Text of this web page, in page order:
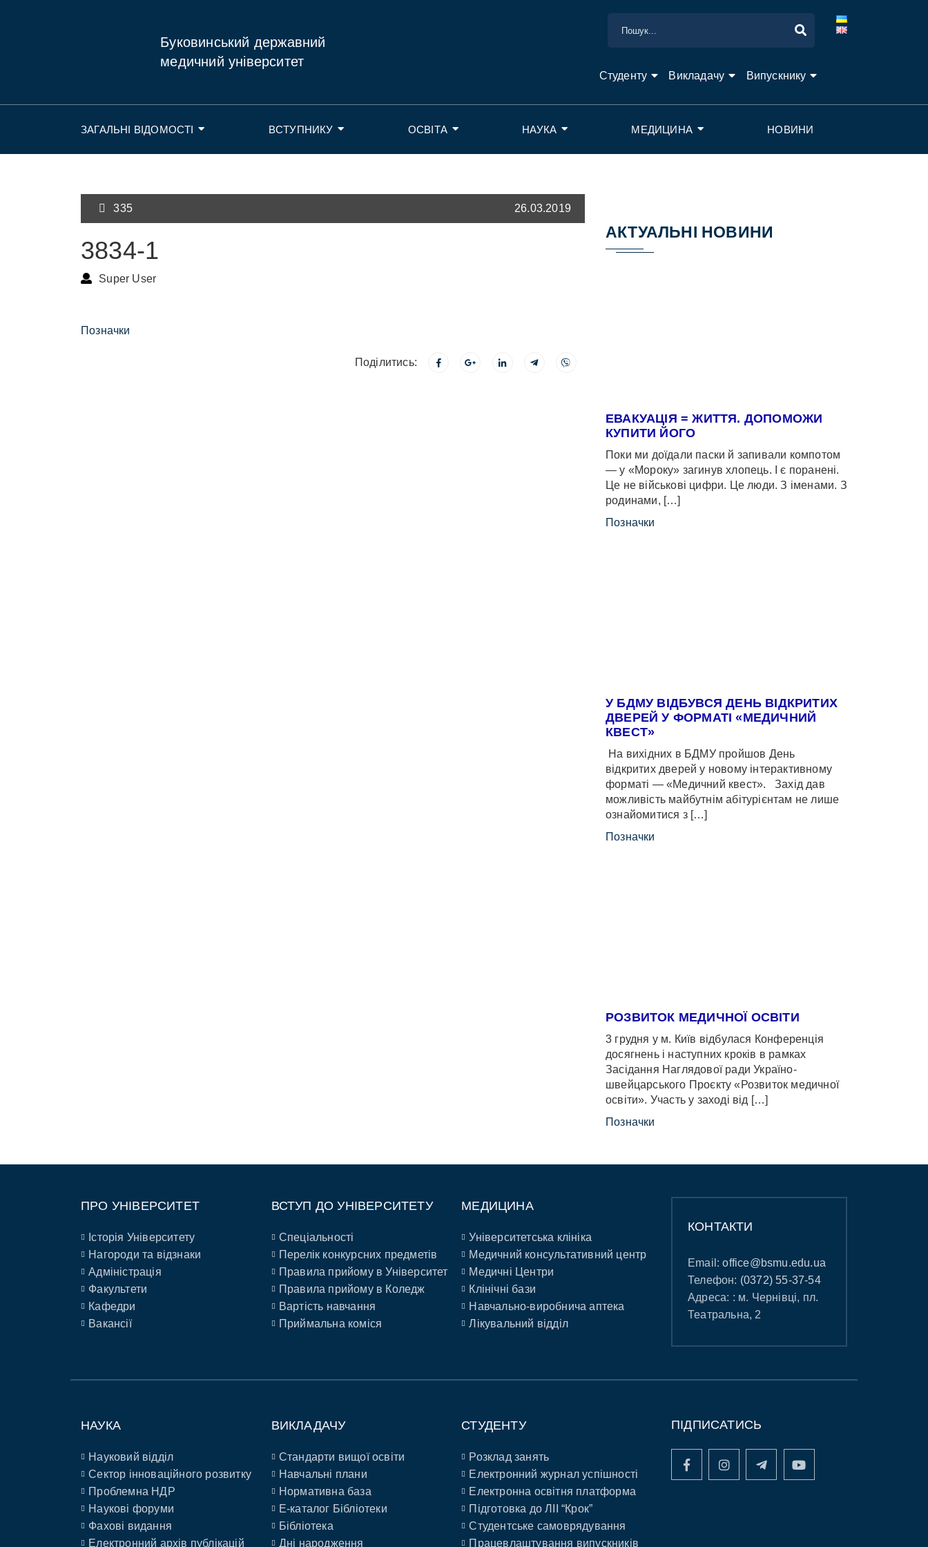
Буковинський державний
медичний університет
Студенту Викладачу Випускнику
ЗАГАЛЬНІ ВІДОМОСТІ ВСТУПНИКУ ОСВІТА НАУКА МЕДИЦИНА НОВИНИ
335 26.03.2019
3834-1
Super User
Позначки
Поділитись:
АКТУАЛЬНІ НОВИНИ
ЕВАКУАЦІЯ = ЖИТТЯ. ДОПОМОЖИ
КУПИТИ ЙОГО
Поки ми доїдали паски й запивали компотом
— у «Мороку» загинув хлопець. І є поранені.
Це не військові цифри. Це люди. З іменами. З
родинами, […]
Позначки
У БДМУ ВІДБУВСЯ ДЕНЬ ВІДКРИТИХ
ДВЕРЕЙ У ФОРМАТІ «МЕДИЧНИЙ
КВЕСТ»
На вихідних в БДМУ пройшов День
відкритих дверей у новому інтерактивному
форматі — «Медичний квест». Захід дав
можливість майбутнім абітурієнтам не лише
ознайомитися з […]
Позначки
РОЗВИТОК МЕДИЧНОЇ ОСВІТИ
3 грудня у м. Київ відбулася Конференція
досягнень і наступних кроків в рамках
Засідання Наглядової ради Україно-
швейцарського Проєкту «Розвиток медичної
освіти». Участь у заході від […]
Позначки
ПРО УНІВЕРСИТЕТ
Історія Університету
Нагороди та відзнаки
Адміністрація
Факультети
Кафедри
Вакансії
ВСТУП ДО УНІВЕРСИТЕТУ
Спеціальності
Перелік конкурсних предметів
Правила прийому в Університет
Правила прийому в Коледж
Вартість навчання
Приймальна коміся
МЕДИЦИНА
Університетська клініка
Медичний консультативний центр
Медичні Центри
Клінічні бази
Навчально-виробнича аптека
Лікувальний відділ
КОНТАКТИ
Email:office@bsmu.edu.ua
Телефон: (0372) 55-37-54
Адреса: : м. Чернівці, пл.
Театральна, 2
НАУКА
Науковий відділ
Сектор інноваційного розвитку
Проблемна НДР
Наукові форуми
Фахові видання
Електронний архів публікацій
ВИКЛАДАЧУ
Стандарти вищої освіти
Навчальні плани
Нормативна база
E-каталог Бібліотеки
Бібліотека
Дні народження
СТУДЕНТУ
Розклад занять
Електронний журнал успішності
Електронна освітня платформа
Підготовка до ЛІІ “Крок”
Студентське самоврядування
Працевлаштування випускників
ПІДПИСАТИСЬ